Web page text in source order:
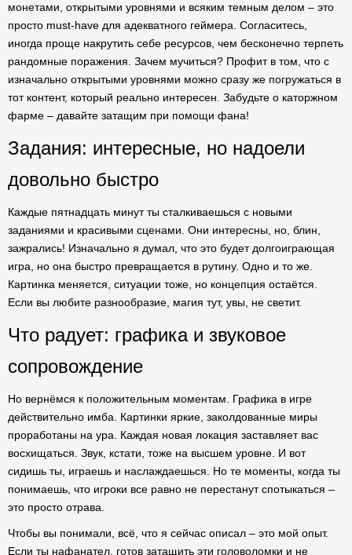
монетами, открытыми уровнями и всяким темным делом – это
просто must-have для адекватного геймера. Согласитесь,
иногда проще накрутить себе ресурсов, чем бесконечно терпеть
рандомные поражения. Зачем мучиться? Профит в том, что с
изначально открытыми уровнями можно сразу же погружаться в
тот контент, который реально интересен. Забудьте о каторжном
фарме – давайте затащим при помощи фана!
Задания: интересные, но надоели
довольно быстро
Каждые пятнадцать минут ты сталкиваешься с новыми
заданиями и красивыми сценами. Они интересны, но, блин,
зажрались! Изначально я думал, что это будет долгоиграющая
игра, но она быстро превращается в рутину. Одно и то же.
Картинка меняется, ситуации тоже, но концепция остаётся.
Если вы любите разнообразие, магия тут, увы, не светит.
Что радует: графика и звуковое
сопровождение
Но вернёмся к положительным моментам. Графика в игре
действительно имба. Картинки яркие, заколдованные миры
проработаны на ура. Каждая новая локация заставляет вас
восхищаться. Звук, кстати, тоже на высшем уровне. И вот
сидишь ты, играешь и наслаждаешься. Но те моменты, когда ты
понимаешь, что игроки все равно не перестанут спотыкаться –
это просто отрава.
Чтобы вы понимали, всё, что я сейчас описал – это мой опыт.
Если ты нафанател, готов затащить эти головоломки и не